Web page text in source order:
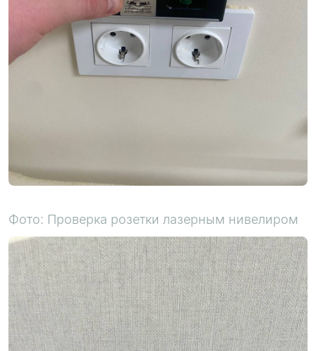
Фото: Проверка розетки лазерным нивелиром